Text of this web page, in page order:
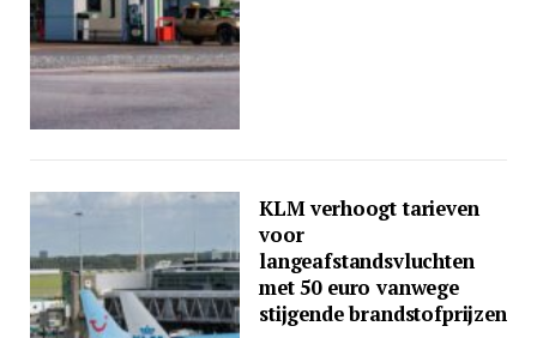
KLM verhoogt tarieven
voor
langeafstandsvluchten
met 50 euro vanwege
stijgende brandstofprijzen